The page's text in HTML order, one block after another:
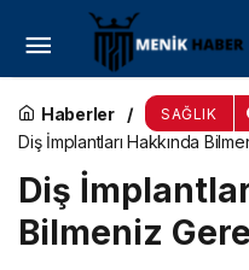
Haberler SAĞLIK
Diş İmplantları Hakkında
Diş
Bilmeniz
Çocuklar için sağlık